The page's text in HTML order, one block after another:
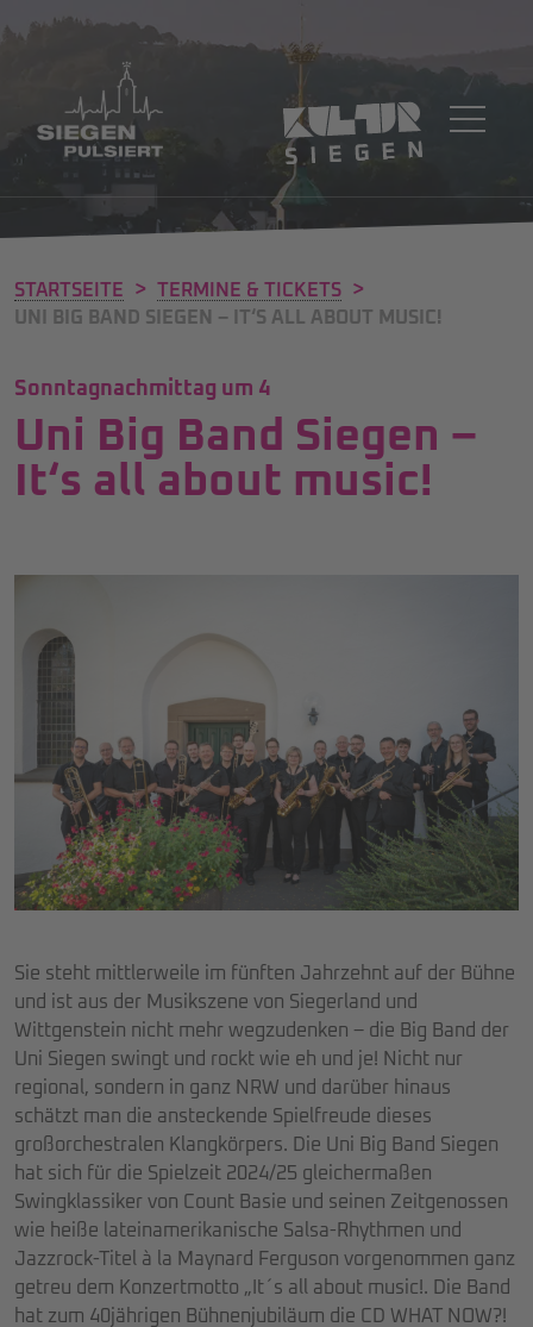
STARTSEITE > TERMINE & TICKETS >
UNI BIG BAND SIEGEN – IT‘S ALL ABOUT MUSIC!
Sonntagnachmittag um 4
Uni Big Band Siegen –
It‘s all about music!
Sie steht mittlerweile im fünften Jahrzehnt auf der Bühne
und ist aus der Musikszene von Siegerland und
Wittgenstein nicht mehr wegzudenken – die Big Band der
Uni Siegen swingt und rockt wie eh und je! Nicht nur
regional, sondern in ganz NRW und darüber hinaus
schätzt man die ansteckende Spielfreude dieses
großorchestralen Klangkörpers. Die Uni Big Band Siegen
hat sich für die Spielzeit 2024/25 gleichermaßen
Swingklassiker von Count Basie und seinen Zeitgenossen
wie heiße lateinamerikanische Salsa-Rhythmen und
Jazzrock-Titel à la Maynard Ferguson vorgenommen ganz
getreu dem Konzertmotto „It´s all about music!. Die Band
hat zum 40jährigen Bühnenjubiläum die CD WHAT NOW?!